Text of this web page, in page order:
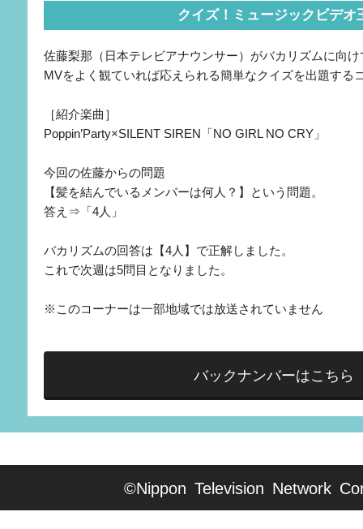
クイズ！ミュージックビデオ
佐藤梨那（日本テレビアナウンサー）がバカリズムに向け
MVをよく観ていれば応えられる簡単なクイズを出題する
［紹介楽曲］
Poppin’Party×SILENT SIREN「NO GIRL NO CRY」
今回の佐藤からの問題
【髪を結んでいるメンバーは何人？】という問題。
答え⇒「4人」
バカリズムの回答は【4人】で正解しました。
これで次週は5問目となりました。
※このコーナーは一部地域では放送されていません
バックナンバーはこちら
©Nippon Television Network